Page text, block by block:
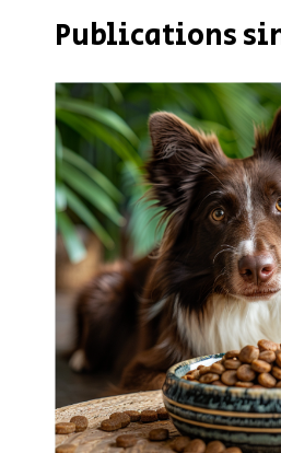
Publications